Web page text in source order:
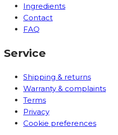
Ingredients
Contact
FAQ
Service
Shipping & returns
Warranty & complaints
Terms
Privacy
Cookie preferences